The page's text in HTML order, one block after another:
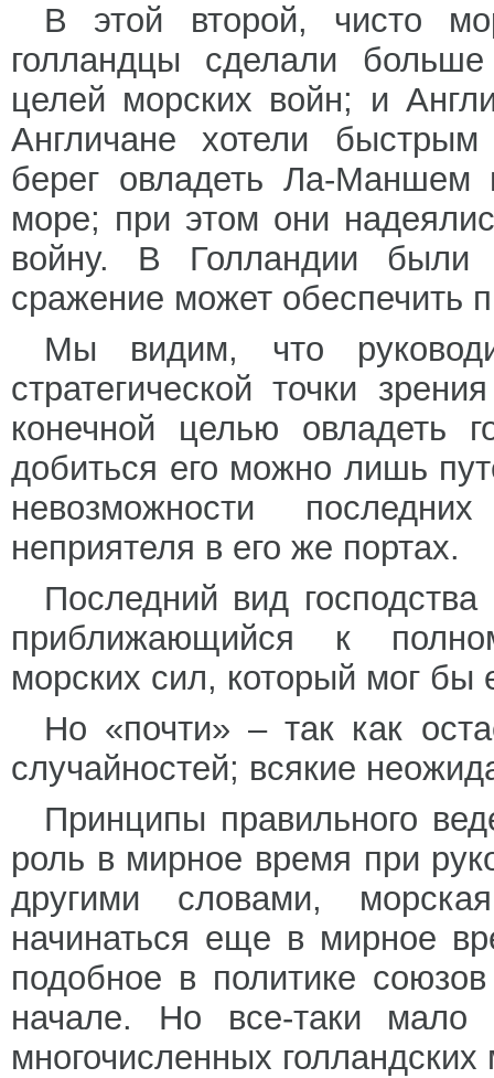
В этой второй, чисто
голландцы сделали
целей морских войн; и
Англичане хотели быстрым
берег овладеть Ла-Маншем
море; при этом они
войну. В Голландии были
сражение может обеспечить
Мы видим, что
стратегической точки
конечной целью овладеть
добиться его можно лишь
невозможности
неприятеля в его же портах.
Последний вид
приближающийся к
морских сил, который мог бы
Но «почти» – так как
случайностей; всякие
Принципы правильного
роль в мирное время при
другими словами,
начинаться еще в мирное
подобное в политике
начале. Но все-таки
многочисленных голландских